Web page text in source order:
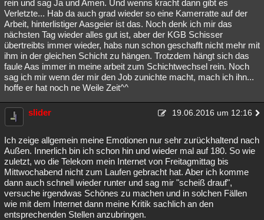
rein und sag Ja und Amen. Und wenns kracht dann gibt es
Verletzte... Hab da auch grad wieder so eine Kamerratte auf der
Arbeit, hinterlistiger Aasgeier ist das. Noch denk ich mir das
nächsten Tag wieder alles gut ist, aber der KGB Schisser
übertreibts immer wieder, habs nun schon geschafft nicht mehr mit
ihm in der gleichen Schicht zu hängen. Trotzdem hängt sich das
faule Aas immer in meine arbeit zum Schichtwechsel rein. Noch
sag ich mir wenn der mir den Job zunichte macht, mach ich ihn...
hoffe er hat noch ne Weile Zeit^^
slider 19.06.2016 um 12:16
Ich zeige allgemein meine Emotionen nur sehr zurückhaltend nach
Außen. Innerlich bin ich schon hin und wieder mal auf 180. So wie
zuletzt, wo die Telekom mein Internet von Freitagmittag bis
Mittwochabend nicht zum Laufen gebracht hat. Aber ich komme
dann auch schnell wieder runter und sag mir "scheiß drauf",
versuche irgendwas Schönes zu machen und in solchen Fällen
wie mit dem Internet dann meine Kritik sachlich an den
entsprechenden Stellen anzubringen.